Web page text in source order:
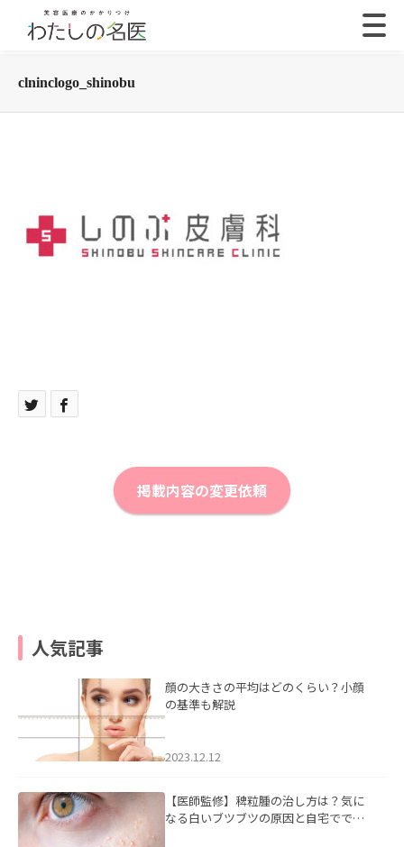
clninclogo_shinobu
掲載内容の変更依頼
人気記事
顔の大きさの平均はどのくらい？小顔
の基準も解説
2023.12.12
【医師監修】稗粒腫の治し方は？気に
なる白いブツブツの原因と自宅ででき